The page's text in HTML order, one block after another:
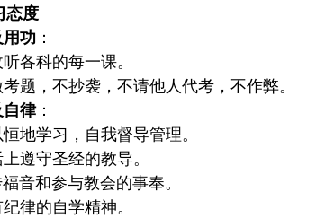
态度
功：
各科的每一课。
题，不抄袭，不请他人代考，不作弊。
律：
地学习，自我督导管理。
遵守圣经的教导。
音和参与教会的事奉。
律的自学精神。